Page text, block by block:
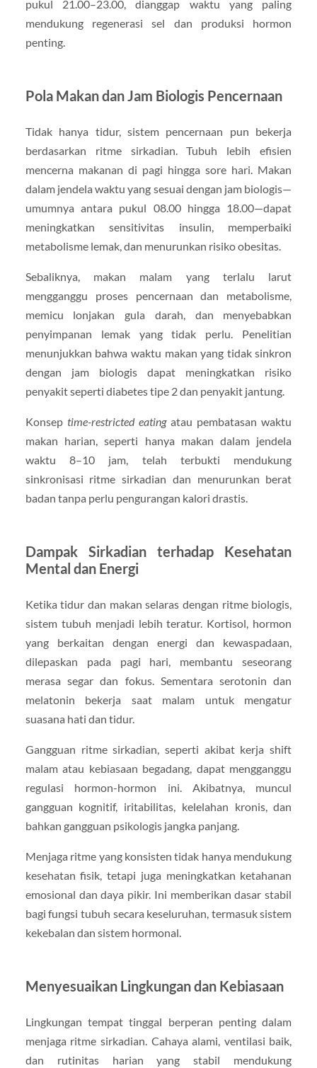
pukul 21.00–23.00, dianggap waktu yang paling
mendukung regenerasi sel dan produksi hormon
penting.
Pola Makan dan Jam Biologis Pencernaan
Tidak hanya tidur, sistem pencernaan pun bekerja
berdasarkan ritme sirkadian. Tubuh lebih efisien
mencerna makanan di pagi hingga sore hari. Makan
dalam jendela waktu yang sesuai dengan jam biologis—
umumnya antara pukul 08.00 hingga 18.00—dapat
meningkatkan sensitivitas insulin, memperbaiki
metabolisme lemak, dan menurunkan risiko obesitas.
Sebaliknya, makan malam yang terlalu larut
mengganggu proses pencernaan dan metabolisme,
memicu lonjakan gula darah, dan menyebabkan
penyimpanan lemak yang tidak perlu. Penelitian
menunjukkan bahwa waktu makan yang tidak sinkron
dengan jam biologis dapat meningkatkan risiko
penyakit seperti diabetes tipe 2 dan penyakit jantung.
Konsep time-restricted eatingatau pembatasan waktu
makan harian, seperti hanya makan dalam jendela
waktu 8–10 jam, telah terbukti mendukung
sinkronisasi ritme sirkadian dan menurunkan berat
badan tanpa perlu pengurangan kalori drastis.
Dampak Sirkadian terhadap Kesehatan
Mental dan Energi
Ketika tidur dan makan selaras dengan ritme biologis,
sistem tubuh menjadi lebih teratur. Kortisol, hormon
yang berkaitan dengan energi dan kewaspadaan,
dilepaskan pada pagi hari, membantu seseorang
merasa segar dan fokus. Sementara serotonin dan
melatonin bekerja saat malam untuk mengatur
suasana hati dan tidur.
Gangguan ritme sirkadian, seperti akibat kerja shift
malam atau kebiasaan begadang, dapat mengganggu
regulasi hormon-hormon ini. Akibatnya, muncul
gangguan kognitif, iritabilitas, kelelahan kronis, dan
bahkan gangguan psikologis jangka panjang.
Menjaga ritme yang konsisten tidak hanya mendukung
kesehatan fisik, tetapi juga meningkatkan ketahanan
emosional dan daya pikir. Ini memberikan dasar stabil
bagi fungsi tubuh secara keseluruhan, termasuk sistem
kekebalan dan sistem hormonal.
Menyesuaikan Lingkungan dan Kebiasaan
Lingkungan tempat tinggal berperan penting dalam
menjaga ritme sirkadian. Cahaya alami, ventilasi baik,
dan rutinitas harian yang stabil mendukung